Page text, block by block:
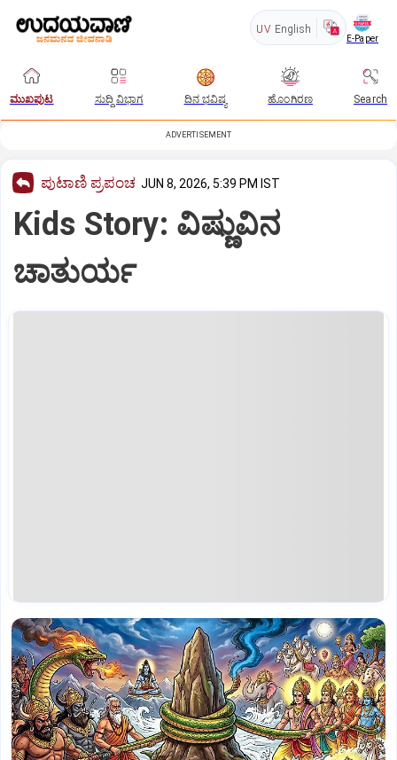
UV English
E-Paper
ಮುಖಪುಟ ಸುದ್ದಿ ವಿಭಾಗ ದಿನ ಭವಿಷ್ಯ ಹೊಂಗಿರಣ Search
ADVERTISEMENT
ಪುಟಾಣಿ ಪ್ರಪಂಚ JUN 8, 2026, 5:39 PM IST
Kids Story: ವಿಷ್ಣುವಿನ
ಚಾತುರ್ಯ